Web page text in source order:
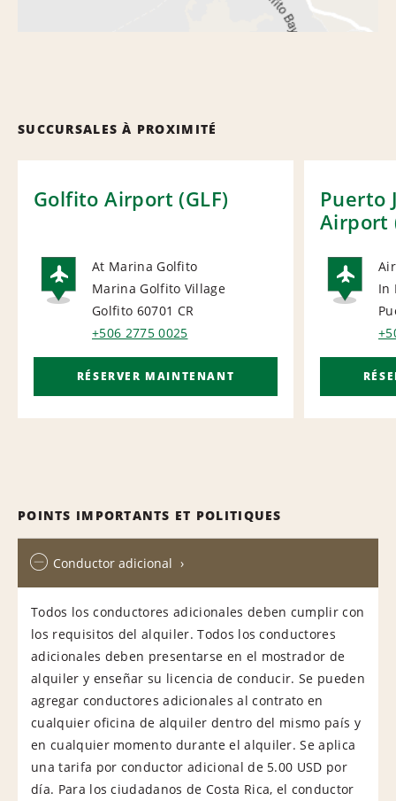
SUCCURSALES À PROXIMITÉ
Golfito Airport (GLF)
AIRPORT
At Marina Golfito
Marina Golfito Village
Golfito 60701 CR
+506 2775 0025
RÉSERVER MAINTENANT
Puerto
Airport
In
POINTS IMPORTANTS ET POLITIQUES
Conductor adicional
Todos los conductores adicionales deben cumplir con
los requisitos del alquiler. Todos los conductores
adicionales deben presentarse en el mostrador de
alquiler y enseñar su licencia de conducir. Se pueden
agregar conductores adicionales al contrato en
cualquier oficina de alquiler dentro del mismo país y
en cualquier momento durante el alquiler. Se aplica
una tarifa por conductor adicional de 5.00 USD por
día. Para los ciudadanos de Costa Rica, el conductor